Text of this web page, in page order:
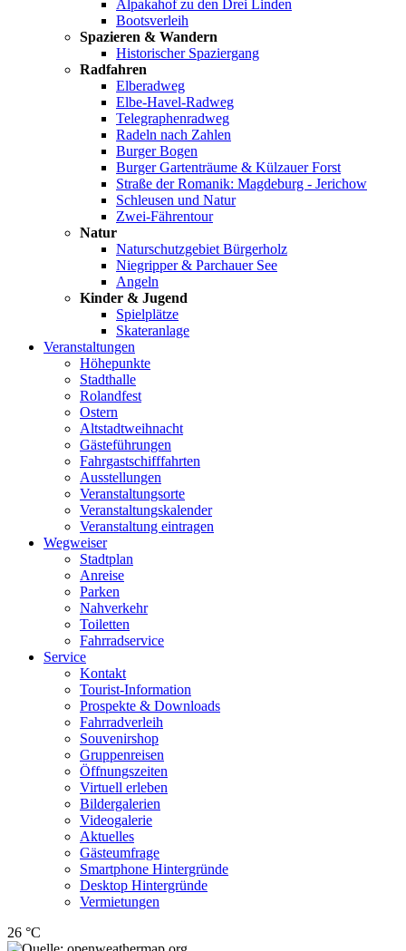
Alpakahof zu den Drei Linden
Bootsverleih
Spazieren & Wandern
Historischer Spaziergang
Radfahren
Elberadweg
Elbe-Havel-Radweg
Telegraphenradweg
Radeln nach Zahlen
Burger Bogen
Burger Gartenträume & Külzauer Forst
Straße der Romanik: Magdeburg - Jerichow
Schleusen und Natur
Zwei-Fährentour
Natur
Naturschutzgebiet Bürgerholz
Niegripper & Parchauer See
Angeln
Kinder & Jugend
Spielplätze
Skateranlage
Veranstaltungen
Höhepunkte
Stadthalle
Rolandfest
Ostern
Altstadtweihnacht
Gästeführungen
Fahrgastschifffahrten
Ausstellungen
Veranstaltungsorte
Veranstaltungskalender
Veranstaltung eintragen
Wegweiser
Stadtplan
Anreise
Parken
Nahverkehr
Toiletten
Fahrradservice
Service
Kontakt
Tourist-Information
Prospekte & Downloads
Fahrradverleih
Souvenirshop
Gruppenreisen
Öffnungszeiten
Virtuell erleben
Bildergalerien
Videogalerie
Aktuelles
Gästeumfrage
Smartphone Hintergründe
Desktop Hintergründe
Vermietungen
26 °C